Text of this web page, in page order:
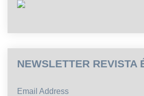
NEWSLETTER REVISTA
Email Address